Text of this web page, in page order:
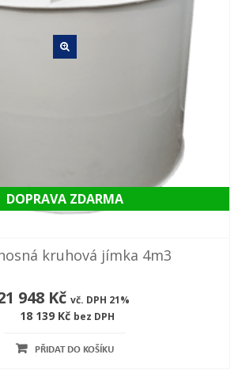
DOPRAVA ZDARMA
kruhová jímka 4m3
948 Kč vč. DPH 21%
18 139 Kč bez DPH
PŘIDAT DO KOŠÍKU